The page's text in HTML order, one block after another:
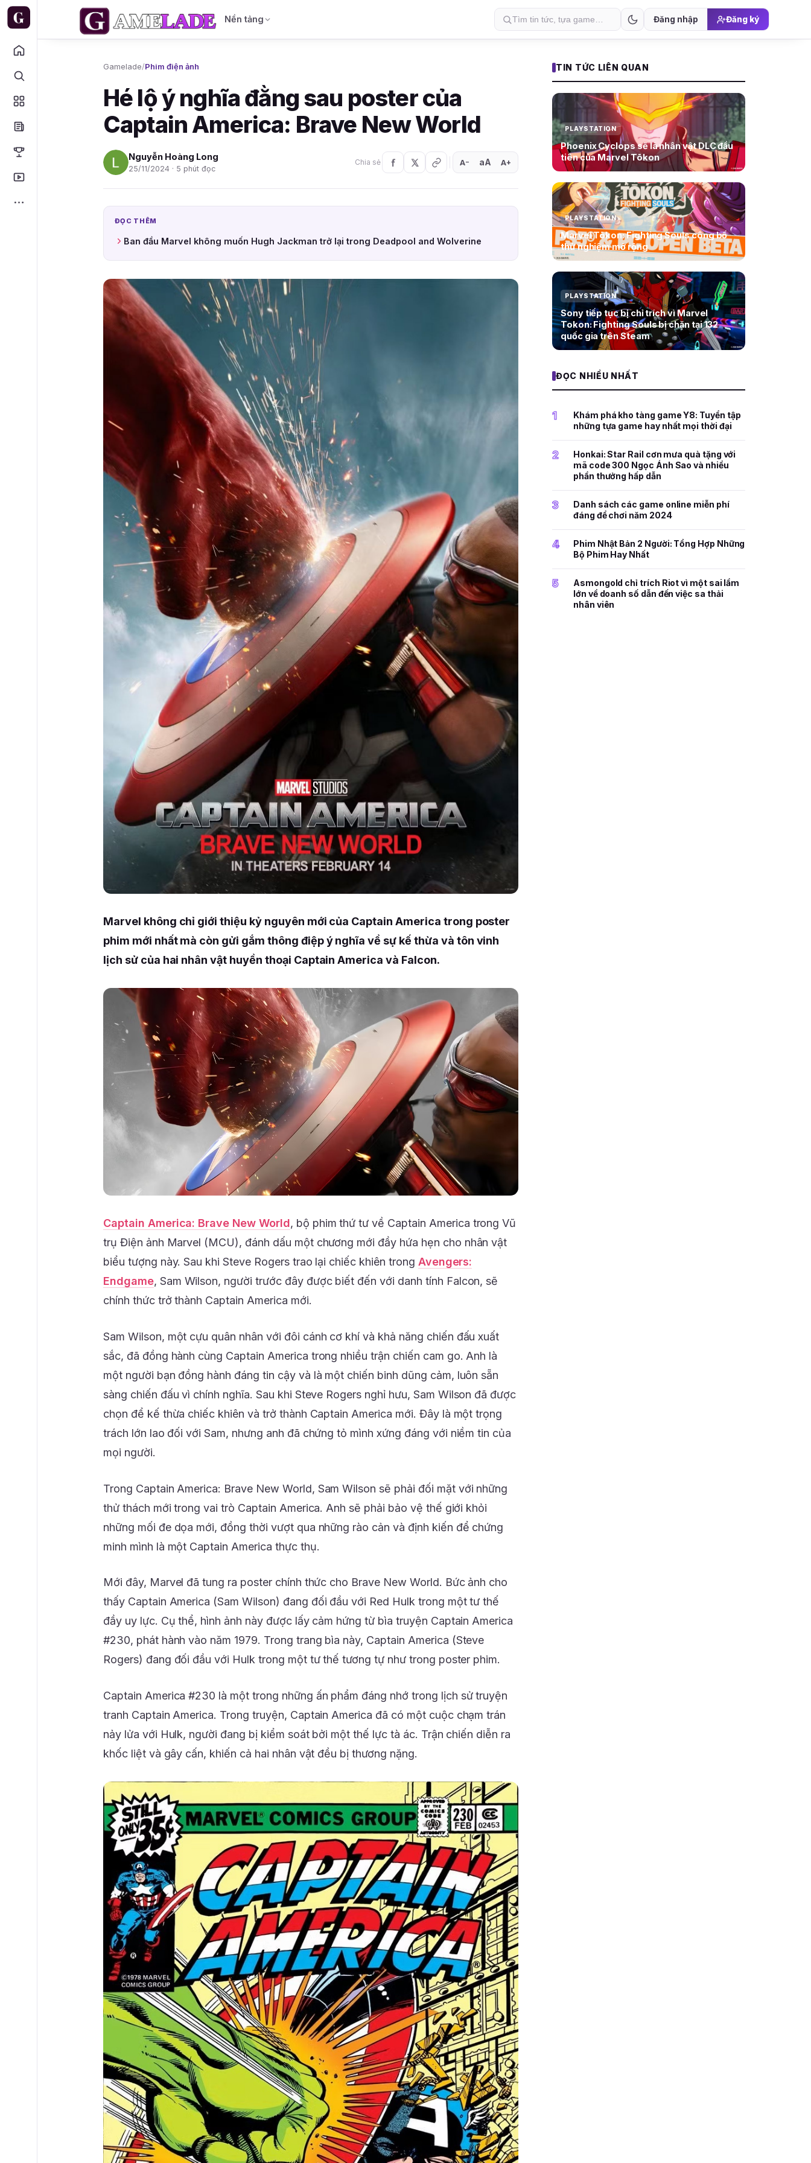
Nền tảng Đăng nhập Đăng ký
Gamelade/Phim điện ảnh
Hé lộ ý nghĩa đằng sau poster của
Captain America: Brave New World
Nguyễn Hoàng Long
25/11/2024 · 5 phút đọc
Chia sẻ A− aA A+
ĐỌC THÊM
Ban đầu Marvel không muốn Hugh Jackman trở lại trong Deadpool and Wolverine
Marvel không chỉ giới thiệu kỷ nguyên mới của Captain America trong poster
phim mới nhất mà còn gửi gắm thông điệp ý nghĩa về sự kế thừa và tôn vinh
lịch sử của hai nhân vật huyền thoại Captain America và Falcon.
Captain America: Brave New World, bộ phim thứ tư về Captain America trong Vũ
trụ Điện ảnh Marvel (MCU), đánh dấu một chương mới đầy hứa hẹn cho nhân vật
biểu tượng này. Sau khi Steve Rogers trao lại chiếc khiên trong Avengers:
Endgame, Sam Wilson, người trước đây được biết đến với danh tính Falcon, sẽ
chính thức trở thành Captain America mới.
Sam Wilson, một cựu quân nhân với đôi cánh cơ khí và khả năng chiến đấu xuất
sắc, đã đồng hành cùng Captain America trong nhiều trận chiến cam go. Anh là
một người bạn đồng hành đáng tin cậy và là một chiến binh dũng cảm, luôn sẵn
sàng chiến đấu vì chính nghĩa. Sau khi Steve Rogers nghỉ hưu, Sam Wilson đã được
chọn để kế thừa chiếc khiên và trở thành Captain America mới. Đây là một trọng
trách lớn lao đối với Sam, nhưng anh đã chứng tỏ mình xứng đáng với niềm tin của
mọi người.
Trong Captain America: Brave New World, Sam Wilson sẽ phải đối mặt với những
thử thách mới trong vai trò Captain America. Anh sẽ phải bảo vệ thế giới khỏi
những mối đe dọa mới, đồng thời vượt qua những rào cản và định kiến để chứng
minh mình là một Captain America thực thụ.
Mới đây, Marvel đã tung ra poster chính thức cho Brave New World. Bức ảnh cho
thấy Captain America (Sam Wilson) đang đối đầu với Red Hulk trong một tư thế
đầy uy lực. Cụ thể, hình ảnh này được lấy cảm hứng từ bìa truyện Captain America
#230, phát hành vào năm 1979. Trong trang bìa này, Captain America (Steve
Rogers) đang đối đầu với Hulk trong một tư thế tương tự như trong poster phim.
Captain America #230 là một trong những ấn phẩm đáng nhớ trong lịch sử truyện
tranh Captain America. Trong truyện, Captain America đã có một cuộc chạm trán
nảy lửa với Hulk, người đang bị kiểm soát bởi một thế lực tà ác. Trận chiến diễn ra
khốc liệt và gây cấn, khiến cả hai nhân vật đều bị thương nặng.
TIN TỨC LIÊN QUAN
PLAYSTATION
Phoenix Cyclops sẽ là nhân vật DLC đầu
tiên của Marvel Tōkon
PLAYSTATION
Marvel Tōkon: Fighting Souls công bố
thử nghiệm mở rộng
PLAYSTATION
Sony tiếp tục bị chỉ trích vì Marvel
Tokon: Fighting Souls bị chặn tại 132
quốc gia trên Steam
ĐỌC NHIỀU NHẤT
1
Khám phá kho tàng game Y8: Tuyển tập
những tựa game hay nhất mọi thời đại
2
Honkai: Star Rail cơn mưa quà tặng với
mã code 300 Ngọc Ánh Sao và nhiều
phần thưởng hấp dẫn
3
Danh sách các game online miễn phí
đáng để chơi năm 2024
4
Phim Nhật Bản 2 Người: Tổng Hợp Những
Bộ Phim Hay Nhất
5
Asmongold chỉ trích Riot vì một sai lầm
lớn về doanh số dẫn đến việc sa thải
nhân viên